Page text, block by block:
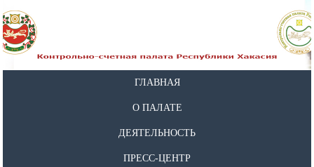
ГЛАВНАЯ
О ПАЛАТЕ
ДЕЯТЕЛЬНОСТЬ
ПРЕСС-ЦЕНТР